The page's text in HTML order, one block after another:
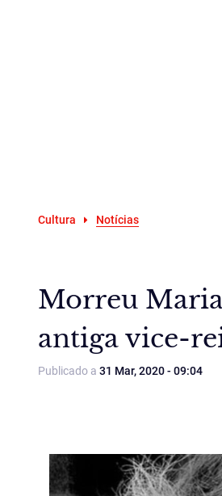
Cultura Notícias
Morreu
antiga vice-
Publicado a 31 Mar, 2020 - 09:04